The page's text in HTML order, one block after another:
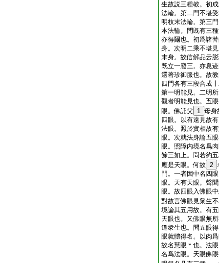
生故説三種教。初
法輪。第二門不堪
明枝末法輪。第三
本法輪。問既有三
亦得爾也。初爲諸
身。次明二乘不堪
末身。故信解品云
既立一廢三。亦息
還著珍御服也。故
四門各有三段合成
第一明能見。二明
觀者明能見也。五
眼。佛託父
1 母身
四眼。以有遠見故
法眼。照於實相故
眼。次就法身論五
眼。照障内境名爲
餘三如上。問若約
應是天眼。何故 2
門。一者因中名四
眼。天有天眼。聲
眼。故四眼入佛眼
對故言佛眼見衆生
境論其五用故。有
天眼也。又佛眼無
道衆生也。問五眼
眼就體得名。以肉
故名慧眼＊也。法
名爲法眼。天眼佛